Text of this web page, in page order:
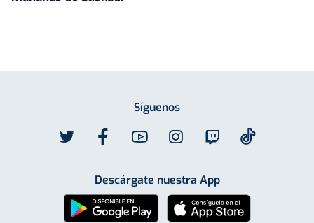
Síguenos
Descárgate nuestra App